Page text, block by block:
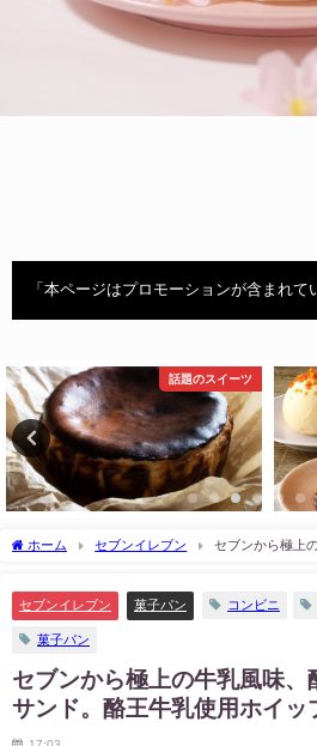
「本ページはプロモーションが含まれて
話題のスイーツ
ホーム セブンイレブン
セブンから極上
セブンイレブン 菓子パン コンビニ
菓子パン
セブンから極上の牛乳風味、
サンド。酪王牛乳使用ホイッ